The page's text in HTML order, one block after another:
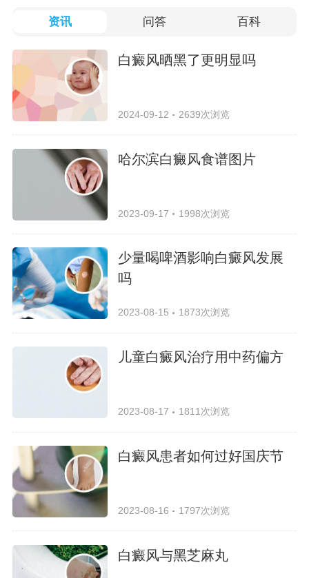
资讯 问答 百科
白癜风晒黑了更明显吗
2024-09-12 2639次浏览
哈尔滨白癜风食谱图片
2023-09-17 1998次浏览
少量喝啤酒影响白癜风发展
吗
2023-08-15 1873次浏览
儿童白癜风治疗用中药偏方
2023-08-17 1811次浏览
白癜风患者如何过好国庆节
2023-08-16 1797次浏览
白癜风与黑芝麻丸